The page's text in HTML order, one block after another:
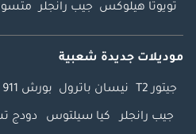
تويوتا هيلوكس جيب رانجلر
موديلات جديدة شعبية
جيتور T2 نيسان باترول بورش 911
جيب رانجلر كيا سيلتوس دودج